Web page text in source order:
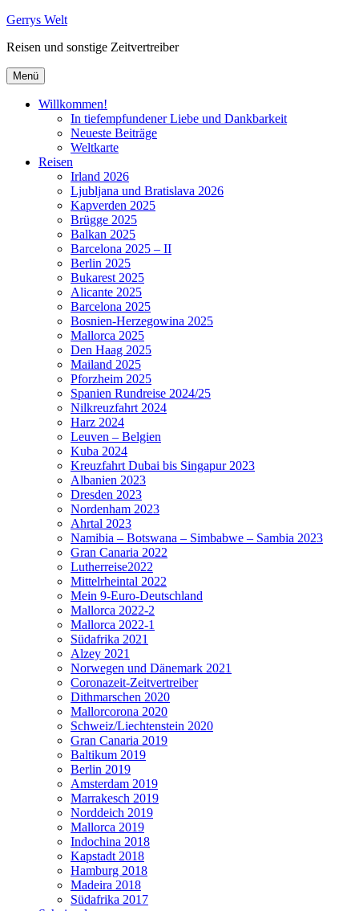
Zum
springen
Gerrys Welt
Reisen und sonstige Zeitvertreiber
Menü
Willkommen!
In tiefempfundener Liebe und Dankbarkeit
Neueste Beiträge
Weltkarte
Reisen
Irland 2026
Ljubljana und Bratislava 2026
Kapverden 2025
Brügge 2025
Balkan 2025
Barcelona 2025 – II
Berlin 2025
Bukarest 2025
Alicante 2025
Barcelona 2025
Bosnien-Herzegowina 2025
Mallorca 2025
Den Haag 2025
Mailand 2025
Pforzheim 2025
Spanien Rundreise 2024/25
Nilkreuzfahrt 2024
Harz 2024
Leuven – Belgien
Kuba 2024
Kreuzfahrt Dubai bis Singapur 2023
Albanien 2023
Dresden 2023
Nordenham 2023
Ahrtal 2023
Namibia – Botswana – Simbabwe – Sambia 2023
Gran Canaria 2022
Lutherreise2022
Mittelrheintal 2022
Mein 9-Euro-Deutschland
Mallorca 2022-2
Mallorca 2022-1
Südafrika 2021
Alzey 2021
Norwegen und Dänemark 2021
Coronazeit-Zeitvertreiber
Dithmarschen 2020
Mallorcorona 2020
Schweiz/Liechtenstein 2020
Gran Canaria 2019
Baltikum 2019
Berlin 2019
Amsterdam 2019
Marrakesch 2019
Norddeich 2019
Mallorca 2019
Indochina 2018
Kapstadt 2018
Hamburg 2018
Madeira 2018
Südafrika 2017